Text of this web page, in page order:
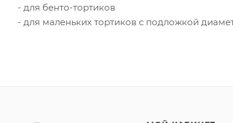
- для бенто-тортиков
- для маленьких тортиков с подложкой